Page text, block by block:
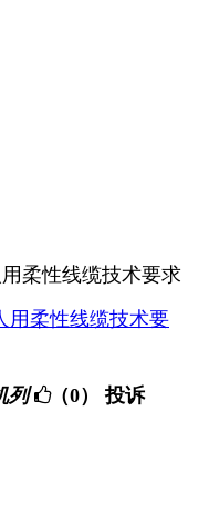
用柔性线缆技术要求
用柔性线缆技术要
列 （0） 投诉